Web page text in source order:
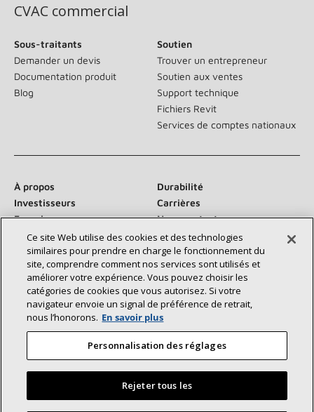
CVAC commercial
Sous-traitants
Demander un devis
Documentation produit
Blog
Soutien
Trouver un entrepreneur
Soutien aux ventes
Support technique
Fichiers Revit
Services de comptes nationaux
À propos
Durabilité
Investisseurs
Carrières
Fournisseurs
Nous contacter
Salle de presse
Communiquez avec nous :
©2026 Lennox International Inc.
Déclaration d’accessibilité
Confidentialité
Ce site Web utilise des cookies et des technologies
similaires pour prendre en charge le fonctionnement du
site, comprendre comment nos services sont utilisés et
améliorer votre expérience. Vous pouvez choisir les
catégories de cookies que vous autorisez. Si votre
navigateur envoie un signal de préférence de retrait,
nous l’honorons. En savoir plus
Personnalisation des réglages
Rejeter tous les